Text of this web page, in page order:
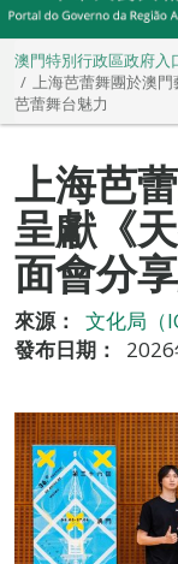
澳門特別行政區政府入
上海芭蕾舞團於澳
芭蕾舞台魅力
上海芭
呈獻《
面會分
來源：
文化局（
發布日期：